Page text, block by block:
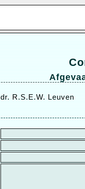
dr. R.S.E.W. Leuven